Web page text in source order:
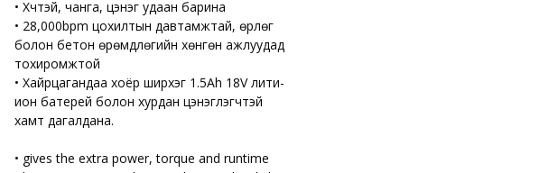
• Хүчтэй, чанга, цэнэг удаан барина
• 28,000bpm цохилтын давтамжтай, өрлөг
болон бетон өрөмдлөгийн хөнгөн ажлуудад
тохиромжтой
• Хайрцагандаа хоёр ширхэг 1.5Ah 18V лити-
ион батерей болон хурдан цэнэглэгчтэй
хамт дагалдана.
• gives the extra power, torque and runtime